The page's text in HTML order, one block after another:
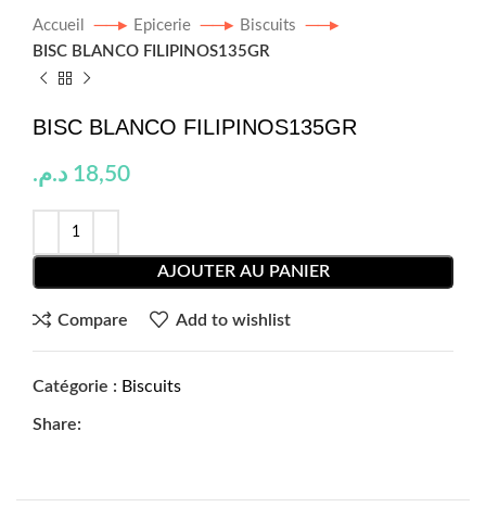
Accueil Epicerie
Biscuits
BISC BLANCO FILIPINOS135GR
BISC BLANCO FILIPINOS135GR
18,50 د.م.
AJOUTER AU PANIER
Compare Add to wishlist
Catégorie : Biscuits
Share: